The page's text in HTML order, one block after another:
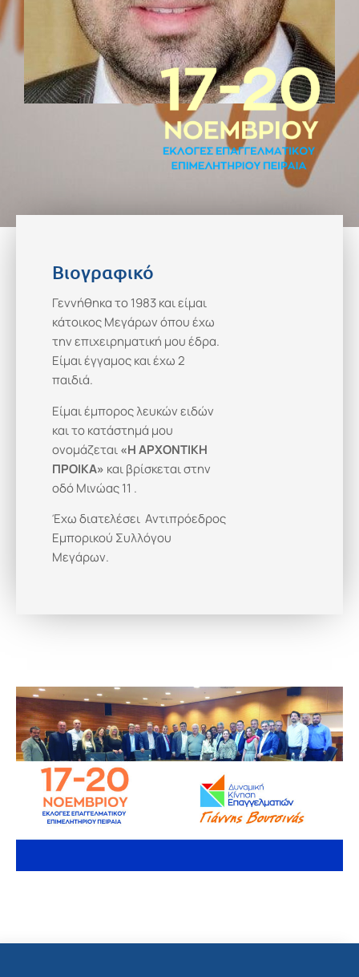
Βιογραφικό
Γεννήθηκα το 1983 και είμαι
κάτοικος Μεγάρων όπου έχω
την επιχειρηματική μου έδρα.
Είμαι έγγαμος και έχω 2
παιδιά.
Είμαι έμπορος λευκών ειδών
και το κατάστημά μου
ονομάζεται«Η ΑΡΧΟΝΤΙΚΗ
ΠΡΟΙΚΑ» και βρίσκεται στην
οδό Μινώας 11 .
Έχω διατελέσει Αντιπρόεδρος
Εμπορικού Συλλόγου
Μεγάρων.